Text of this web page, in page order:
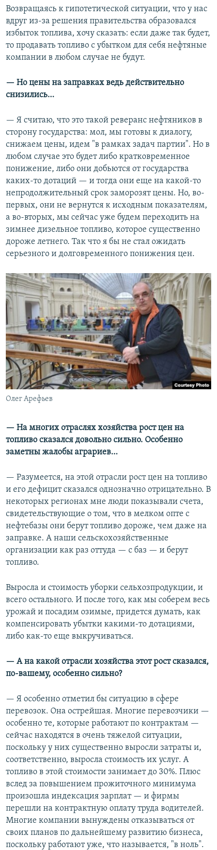
Возвращаясь к гипотетической ситуации, что у нас
вдруг из-за решения правительства образовался
избыток топлива, хочу сказать: если даже так будет,
то продавать топливо с убытком для себя нефтяные
компании в любом случае не будут.
— Но цены на заправках ведь действительно
снизились…
— Я считаю, что это такой реверанс нефтяников в
сторону государства: мол, мы готовы к диалогу,
снижаем цены, идем "в рамках задач партии". Но в
любом случае это будет либо кратковременное
понижение, либо они добьются от государства
каких-то дотаций — и тогда они еще на какой-то
непродолжительный срок заморозят цены. Но, во-
первых, они не вернутся к исходным показателям,
а во-вторых, мы сейчас уже будем переходить на
зимнее дизельное топливо, которое существенно
дороже летнего. Так что я бы не стал ожидать
серьезного и долговременного понижения цен.
Олег Арефьев
— На многих отраслях хозяйства рост цен на
топливо сказался довольно сильно. Особенно
заметны жалобы аграриев…
— Разумеется, на этой отрасли рост цен на топливо
и его дефицит сказался однозначно отрицательно. В
некоторых регионах мне люди показывали счета,
свидетельствующие о том, что в мелком опте с
нефтебазы они берут топливо дороже, чем даже на
заправке. А наши сельскохозяйственные
организации как раз оттуда — с баз — и берут
топливо.
Выросла и стоимость уборки сельхозпродукции, и
всего остального. И после того, как мы соберем весь
урожай и посадим озимые, придется думать, как
компенсировать убытки какими-то дотациями,
либо как-то еще выкручиваться.
— А на какой отрасли хозяйства этот рост сказался,
по-вашему, особенно сильно?
— Я особенно отметил бы ситуацию в сфере
перевозок. Она острейшая. Многие перевозчики —
особенно те, которые работают по контрактам —
сейчас находятся в очень тяжелой ситуации,
поскольку у них существенно выросли затраты и,
соответственно, выросла стоимость их услуг. А
топливо в этой стоимости занимает до 30%. Плюс
вслед за повышением прожиточного минимума
произошла индексация зарплат — и фирмы
перешли на контрактную оплату труда водителей.
Многие компании вынуждены отказываться от
своих планов по дальнейшему развитию бизнеса,
поскольку работают уже, что называется, "в ноль".